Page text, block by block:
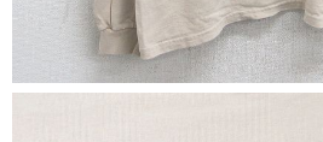
長袖シャツ 半袖シャツ
パンツ レディース